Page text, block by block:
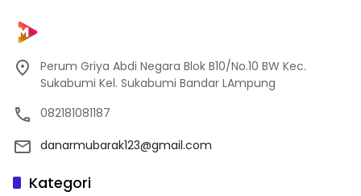
Perum Griya Abdi Negara Blok B10/No.10 BW Kec.
Sukabumi Kel. Sukabumi Bandar LAmpung
082181081187
danarmubarak123@gmail.com
Kategori